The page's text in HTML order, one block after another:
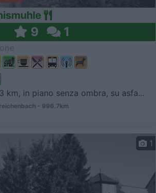
9 1
km, in piano senza ombra, su asfa...
- 996.7km
1